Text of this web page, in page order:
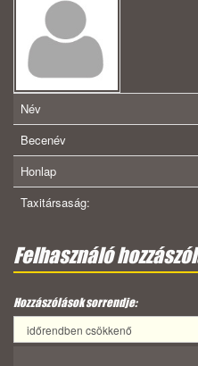
Név
Becenév
Honlap
Taxitársaság:
Felhasználó
Hozzászólások sorrendje: